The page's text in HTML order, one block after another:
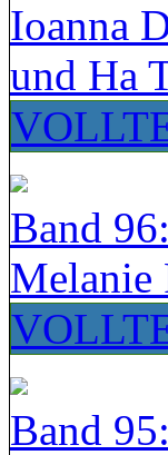
Ioanna
und Ha
Band 96:
Melanie
Band